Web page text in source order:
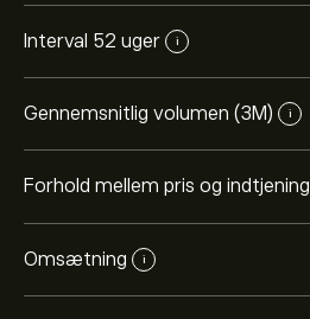
Interval 52 uger i
Gennemsnitlig volumen (3M) i
Forhold mellem pris og indtjening
Omsætning i